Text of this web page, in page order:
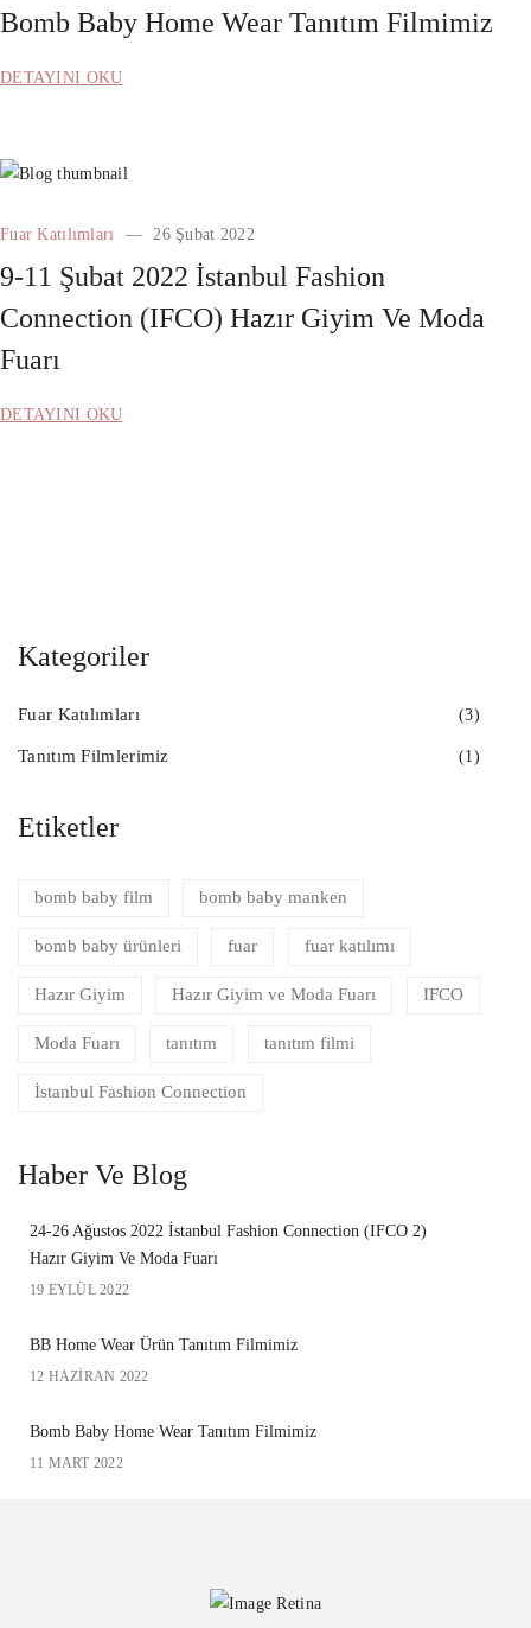
Bomb Baby Home Wear Tanıtım Filmimiz
DETAYINI OKU
Fuar Katılımları 26 Şubat 2022
9-11 Şubat 2022 İstanbul Fashion
Connection (IFCO) Hazır Giyim Ve Moda
Fuarı
DETAYINI OKU
Kategoriler
Fuar Katılımları (3)
Tanıtım Filmlerimiz (1)
Etiketler
bomb baby film bomb baby manken
bomb baby ürünleri fuar fuar katılımı
Hazır Giyim Hazır Giyim ve Moda Fuarı IFCO
Moda Fuarı tanıtım tanıtım filmi
İstanbul Fashion Connection
Haber Ve Blog
24-26 Ağustos 2022 İstanbul Fashion Connection (IFCO 2)
Hazır Giyim Ve Moda Fuarı
19 EYLÜL 2022
BB Home Wear Ürün Tanıtım Filmimiz
12 HAZIRAN 2022
Bomb Baby Home Wear Tanıtım Filmimiz
11 MART 2022